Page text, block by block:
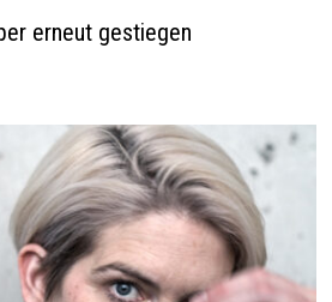
erneut gestiegen